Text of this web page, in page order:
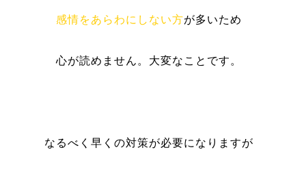
感情をあらわにしない方が多いため
心が読めません。大変なことです。
なるべく早くの対策が必要になりますが